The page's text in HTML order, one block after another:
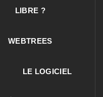
LIBRE ?
WEBTREES
LE LOGICIEL